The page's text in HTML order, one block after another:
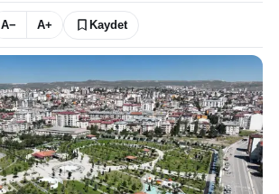
A− A+ Kaydet